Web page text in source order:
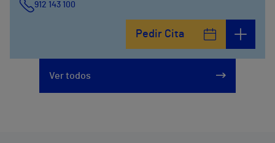
912 143 100
Pedir Cita
Ver todos